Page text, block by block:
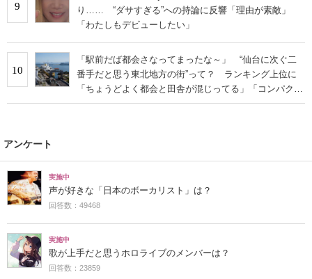
9
り…… “ダサすぎる”への持論に反響「理由が素敵」
「わたしもデビューしたい」
10
「駅前だば都会さなってまったな～」 “仙台に次ぐ二
番手だと思う東北地方の街”って？ ランキング上位に
「ちょうどよく都会と田舎が混じってる」「コンパクト
にまとまったいい街」の声
アンケート
実施中
声が好きな「日本のボーカリスト」は？
回答数：49468
実施中
歌が上手だと思うホロライブのメンバーは？
回答数：23859